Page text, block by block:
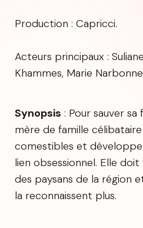
Production : Capricci.
Acteurs principaux :
Khammes, Marie Narbonne
Synopsis : Pour sauver
mère de famille
comestibles et
lien obsessionnel. Elle
des paysans de la région
la reconnaissent plus.